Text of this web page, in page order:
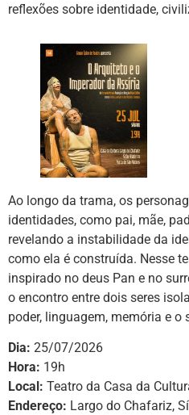
reflexões sobre identidade,
Ao longo da trama, os
identidades, como pai, mãe,
revelando a instabilidade da
como ela é construída. Nesse
inspirado no deus Pan e no
o encontro entre dois seres
poder, linguagem, memória e o
Dia: 25/07/2026
Hora: 19h
Local: Teatro da Casa da
Endereço: Largo do Chafariz,